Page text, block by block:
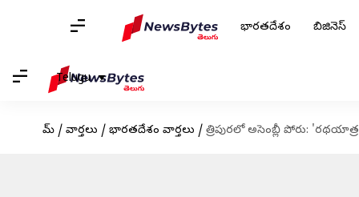
భారతదేశం బిజినెస్
Telugu
హోమ్ / వార్తలు / భారతదేశం వార్తలు / త్రిపురలో అసెంబ్లీ పోరు: